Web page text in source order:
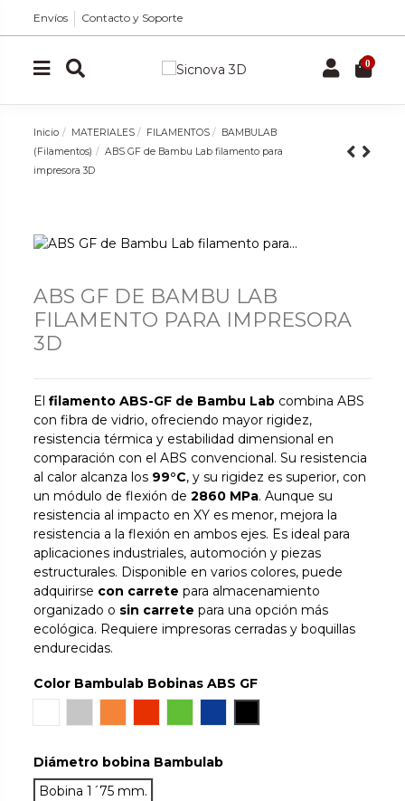
Envíos Contacto y Soporte
0
Inicio MATERIALES FILAMENTOS
BAMBULAB
(Filamentos)
ABS GF de Bambu Lab filamento para
impresora 3D
ABS GF DE BAMBU LAB
FILAMENTO PARA IMPRESORA
3D
Elfilamento ABS-GF de Bambu Lab combina ABS
con fibra de vidrio, ofreciendo mayor rigidez,
resistencia térmica y estabilidad dimensional en
comparación con el ABS convencional. Su resistencia
al calor alcanza los 99°C, y su rigidez es superior, con
un módulo de flexión de2860 MPa. Aunque su
resistencia al impacto en XY es menor, mejora la
resistencia a la flexión en ambos ejes. Es ideal para
aplicaciones industriales, automoción y piezas
estructurales. Disponible en varios colores, puede
adquirirse con carrete para almacenamiento
organizado o sin carrete para una opción más
ecológica. Requiere impresoras cerradas y boquillas
endurecidas.
Color Bambulab Bobinas ABS GF
Diámetro bobina Bambulab
Bobina 1´75 mm.